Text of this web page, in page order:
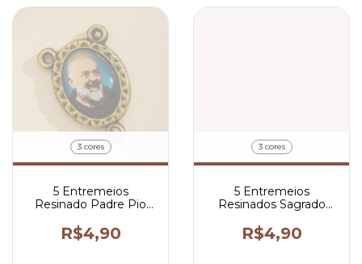
3 cores
5 Entremeios
Resinado Padre Pio
R$4,90
3 cores
5 Entremeios
Resinados Sagrado
Terço 2x1,5 cm
R$4,90